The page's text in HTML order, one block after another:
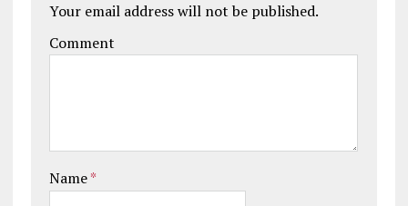
Your email address will not be published.
Comment
Name*